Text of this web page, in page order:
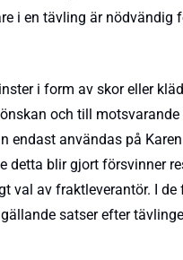
i en tävling är nödvändig
i form av skor eller
och till
användas på
blir gjort försvinner
av fraktleverantör. I
satser efter